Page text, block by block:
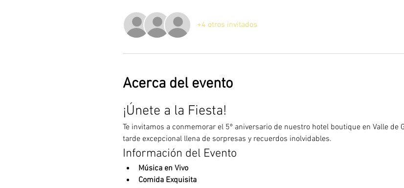
+4 otros invitados
Acerca del evento
¡Únete a la Fiesta!
Te invitamos a conmemorar el 5º aniversario de nuestro hotel boutique en Valle de
tarde excepcional llena de sorpresas y recuerdos inolvidables.
Información del Evento
Música en Vivo
Comida Exquisita